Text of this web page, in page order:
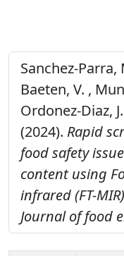
Sanchez-Parra,
Baeten, V. ,
Ordonez-Diaz,
(2024). Rapid
food safety
content using
infrared (FT-
Journal of food